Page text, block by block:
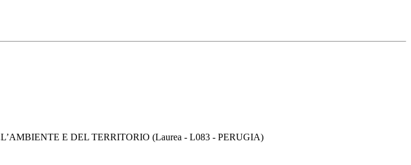
E DEL TERRITORIO (Laurea - L083 - PERUGIA)